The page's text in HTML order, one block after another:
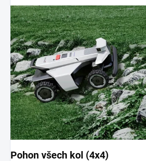
Pohon všech kol (4x4)